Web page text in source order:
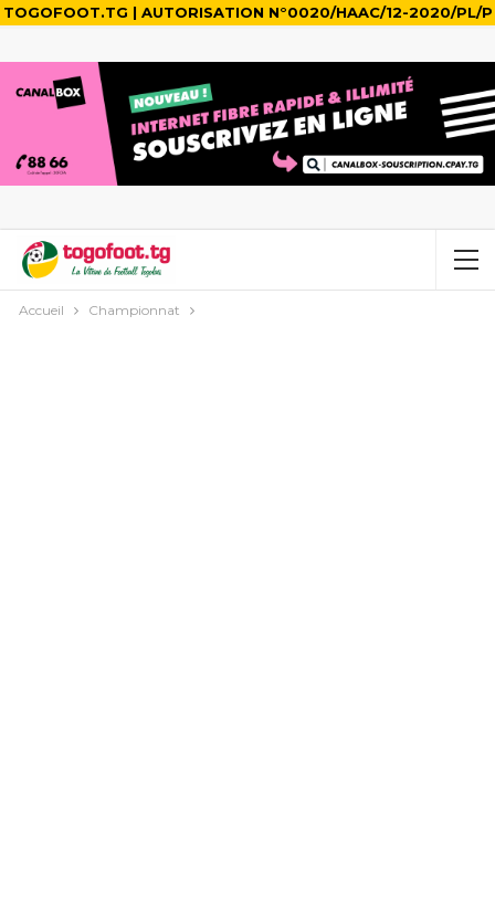
TOGOFOOT.TG | AUTORISATION N°0020/HAAC/12-2020/PL/P
Accueil Championnat